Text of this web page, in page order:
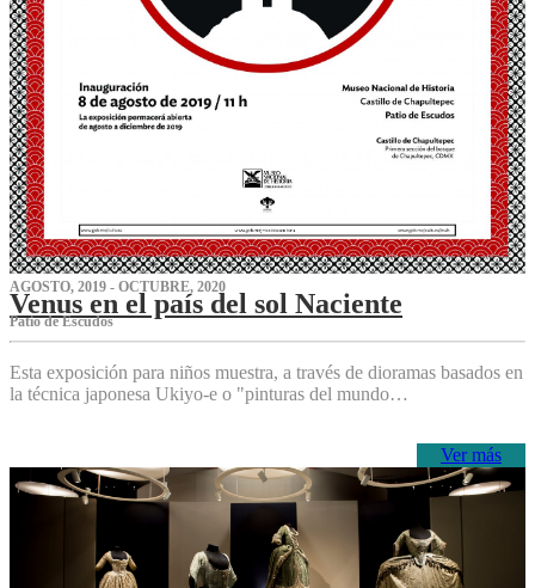
AGOSTO, 2019 - OCTUBRE, 2020
Venus en el país del sol Naciente
P‌atio de Escudos
Esta exposición para niños muestra, a través de dioramas basados en
la técnica japonesa Ukiyo-e o "pinturas del mundo…
Ver más